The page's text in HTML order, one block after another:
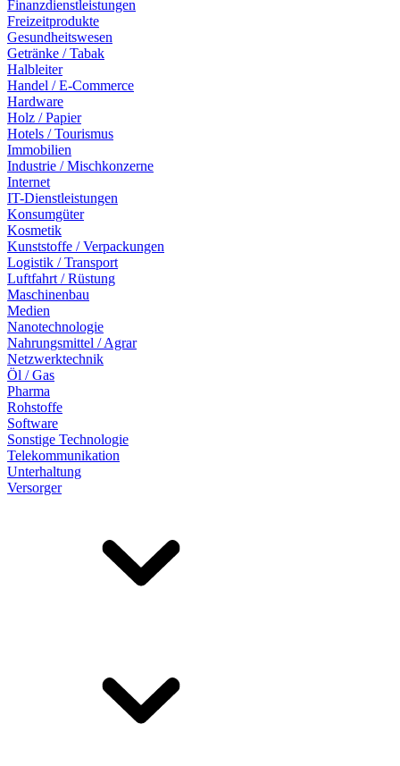
Finanzdienstleistungen
Freizeitprodukte
Gesundheitswesen
Getränke / Tabak
Halbleiter
Handel / E-Commerce
Hardware
Holz / Papier
Hotels / Tourismus
Immobilien
Industrie / Mischkonzerne
Internet
IT-Dienstleistungen
Konsumgüter
Kosmetik
Kunststoffe / Verpackungen
Logistik / Transport
Luftfahrt / Rüstung
Maschinenbau
Medien
Nanotechnologie
Nahrungsmittel / Agrar
Netzwerktechnik
Öl / Gas
Pharma
Rohstoffe
Software
Sonstige Technologie
Telekommunikation
Unterhaltung
Versorger